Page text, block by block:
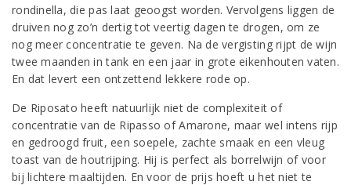
rondinella, die pas laat geoogst worden. Vervolgens liggen de
druiven nog zo’n dertig tot veertig dagen te drogen, om ze
nog meer concentratie te geven. Na de vergisting rijpt de wijn
twee maanden in tank en een jaar in grote eikenhouten vaten.
En dat levert een ontzettend lekkere rode op.
De Riposato heeft natuurlijk niet de complexiteit of
concentratie van de Ripasso of Amarone, maar wel intens rijp
en gedroogd fruit, een soepele, zachte smaak en een vleug
toast van de houtrijping. Hij is perfect als borrelwijn of voor
bij lichtere maaltijden. En voor de prijs hoeft u het niet te